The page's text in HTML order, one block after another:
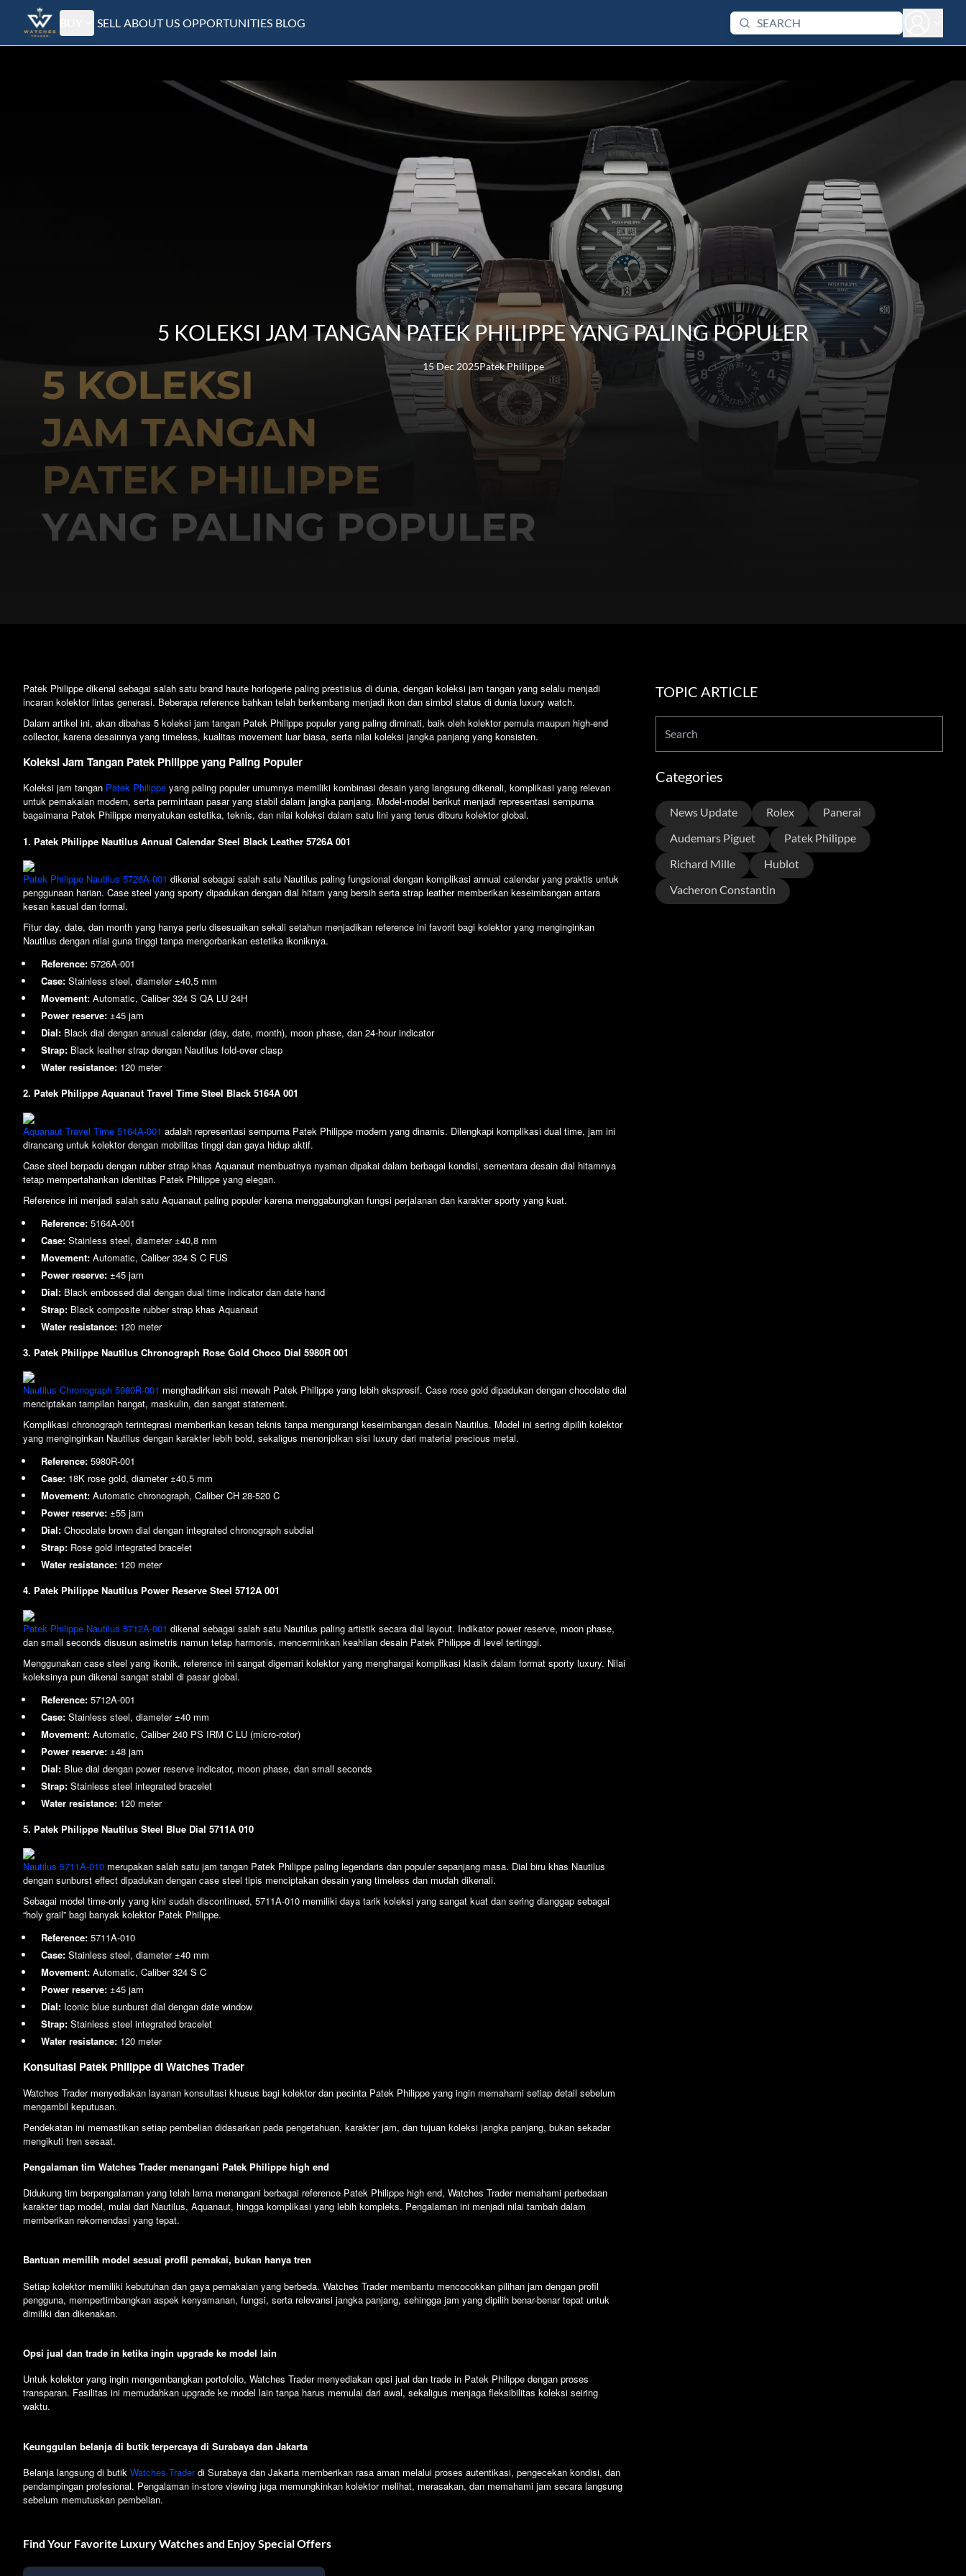
SELL ABOUT US OPPORTUNITIES BLOG
5 KOLEKSI JAM TANGAN PATEK PHILIPPE YANG PALING POPULER
15 Dec 2025Patek Philippe
Patek Philippe dikenal sebagai salah satu brand haute horlogerie paling prestisius di dunia, dengan koleksi jam tangan yang selalu menjadi
incaran kolektor lintas generasi. Beberapa reference bahkan telah berkembang menjadi ikon dan simbol status di dunia luxury watch.
Dalam artikel ini, akan dibahas 5 koleksi jam tangan Patek Philippe populer yang paling diminati, baik oleh kolektor pemula maupun high-end
collector, karena desainnya yang timeless, kualitas movement luar biasa, serta nilai koleksi jangka panjang yang konsisten.
Koleksi Jam Tangan Patek Philippe yang Paling Populer
Koleksi jam tangan Patek Philippe yang paling populer umumnya memiliki kombinasi desain yang langsung dikenali, komplikasi yang relevan
untuk pemakaian modern, serta permintaan pasar yang stabil dalam jangka panjang. Model-model berikut menjadi representasi sempurna
bagaimana Patek Philippe menyatukan estetika, teknis, dan nilai koleksi dalam satu lini yang terus diburu kolektor global.
1. Patek Philippe Nautilus Annual Calendar Steel Black Leather 5726A 001
Patek Philippe Nautilus 5726A-001 dikenal sebagai salah satu Nautilus paling fungsional dengan komplikasi annual calendar yang praktis untuk
penggunaan harian. Case steel yang sporty dipadukan dengan dial hitam yang bersih serta strap leather memberikan keseimbangan antara
kesan kasual dan formal.
Fitur day, date, dan month yang hanya perlu disesuaikan sekali setahun menjadikan reference ini favorit bagi kolektor yang menginginkan
Nautilus dengan nilai guna tinggi tanpa mengorbankan estetika ikoniknya.
Reference: 5726A-001
Case: Stainless steel, diameter ±40,5 mm
Movement: Automatic, Caliber 324 S QA LU 24H
Power reserve: ±45 jam
Dial: Black dial dengan annual calendar (day, date, month), moon phase, dan 24-hour indicator
Strap: Black leather strap dengan Nautilus fold-over clasp
Water resistance: 120 meter
2. Patek Philippe Aquanaut Travel Time Steel Black 5164A 001
Aquanaut Travel Time 5164A-001 adalah representasi sempurna Patek Philippe modern yang dinamis. Dilengkapi komplikasi dual time, jam ini
dirancang untuk kolektor dengan mobilitas tinggi dan gaya hidup aktif.
Case steel berpadu dengan rubber strap khas Aquanaut membuatnya nyaman dipakai dalam berbagai kondisi, sementara desain dial hitamnya
tetap mempertahankan identitas Patek Philippe yang elegan.
Reference ini menjadi salah satu Aquanaut paling populer karena menggabungkan fungsi perjalanan dan karakter sporty yang kuat.
Reference: 5164A-001
Case: Stainless steel, diameter ±40,8 mm
Movement: Automatic, Caliber 324 S C FUS
Power reserve: ±45 jam
Dial: Black embossed dial dengan dual time indicator dan date hand
Strap: Black composite rubber strap khas Aquanaut
Water resistance: 120 meter
3. Patek Philippe Nautilus Chronograph Rose Gold Choco Dial 5980R 001
Nautilus Chronograph 5980R-001 menghadirkan sisi mewah Patek Philippe yang lebih ekspresif. Case rose gold dipadukan dengan chocolate dial
menciptakan tampilan hangat, maskulin, dan sangat statement.
Komplikasi chronograph terintegrasi memberikan kesan teknis tanpa mengurangi keseimbangan desain Nautilus. Model ini sering dipilih kolektor
yang menginginkan Nautilus dengan karakter lebih bold, sekaligus menonjolkan sisi luxury dari material precious metal.
Reference: 5980R-001
Case: 18K rose gold, diameter ±40,5 mm
Movement: Automatic chronograph, Caliber CH 28-520 C
Power reserve: ±55 jam
Dial: Chocolate brown dial dengan integrated chronograph subdial
Strap: Rose gold integrated bracelet
Water resistance: 120 meter
4. Patek Philippe Nautilus Power Reserve Steel 5712A 001
Patek Philippe Nautilus 5712A-001 dikenal sebagai salah satu Nautilus paling artistik secara dial layout. Indikator power reserve, moon phase,
dan small seconds disusun asimetris namun tetap harmonis, mencerminkan keahlian desain Patek Philippe di level tertinggi.
Menggunakan case steel yang ikonik, reference ini sangat digemari kolektor yang menghargai komplikasi klasik dalam format sporty luxury. Nilai
koleksinya pun dikenal sangat stabil di pasar global.
Reference: 5712A-001
Case: Stainless steel, diameter ±40 mm
Movement: Automatic, Caliber 240 PS IRM C LU (micro-rotor)
Power reserve: ±48 jam
Dial: Blue dial dengan power reserve indicator, moon phase, dan small seconds
Strap: Stainless steel integrated bracelet
Water resistance: 120 meter
5. Patek Philippe Nautilus Steel Blue Dial 5711A 010
Nautilus 5711A-010 merupakan salah satu jam tangan Patek Philippe paling legendaris dan populer sepanjang masa. Dial biru khas Nautilus
dengan sunburst effect dipadukan dengan case steel tipis menciptakan desain yang timeless dan mudah dikenali.
Sebagai model time-only yang kini sudah discontinued, 5711A-010 memiliki daya tarik koleksi yang sangat kuat dan sering dianggap sebagai
“holy grail” bagi banyak kolektor Patek Philippe.
Reference: 5711A-010
Case: Stainless steel, diameter ±40 mm
Movement: Automatic, Caliber 324 S C
Power reserve: ±45 jam
Dial: Iconic blue sunburst dial dengan date window
Strap: Stainless steel integrated bracelet
Water resistance: 120 meter
Konsultasi Patek Philippe di Watches Trader
Watches Trader menyediakan layanan konsultasi khusus bagi kolektor dan pecinta Patek Philippe yang ingin memahami setiap detail sebelum
mengambil keputusan.
Pendekatan ini memastikan setiap pembelian didasarkan pada pengetahuan, karakter jam, dan tujuan koleksi jangka panjang, bukan sekadar
mengikuti tren sesaat.
Pengalaman tim Watches Trader menangani Patek Philippe high end
Didukung tim berpengalaman yang telah lama menangani berbagai reference Patek Philippe high end, Watches Trader memahami perbedaan
karakter tiap model, mulai dari Nautilus, Aquanaut, hingga komplikasi yang lebih kompleks. Pengalaman ini menjadi nilai tambah dalam
memberikan rekomendasi yang tepat.
Bantuan memilih model sesuai profil pemakai, bukan hanya tren
Setiap kolektor memiliki kebutuhan dan gaya pemakaian yang berbeda. Watches Trader membantu mencocokkan pilihan jam dengan profil
pengguna, mempertimbangkan aspek kenyamanan, fungsi, serta relevansi jangka panjang, sehingga jam yang dipilih benar-benar tepat untuk
dimiliki dan dikenakan.
Opsi jual dan trade in ketika ingin upgrade ke model lain
Untuk kolektor yang ingin mengembangkan portofolio, Watches Trader menyediakan opsi jual dan trade in Patek Philippe dengan proses
transparan. Fasilitas ini memudahkan upgrade ke model lain tanpa harus memulai dari awal, sekaligus menjaga fleksibilitas koleksi seiring
waktu.
Keunggulan belanja di butik terpercaya di Surabaya dan Jakarta
Belanja langsung di butik Watches Traderdi Surabaya dan Jakarta memberikan rasa aman melalui proses autentikasi, pengecekan kondisi, dan
pendampingan profesional. Pengalaman in-store viewing juga memungkinkan kolektor melihat, merasakan, dan memahami jam secara langsung
sebelum memutuskan pembelian.
Find Your Favorite Luxury Watches and Enjoy Special Offers
TOPIC ARTICLE
Categories
News Update Rolex
Panerai
Audemars Piguet
Patek Philippe
Richard Mille
Hublot
Vacheron Constantin